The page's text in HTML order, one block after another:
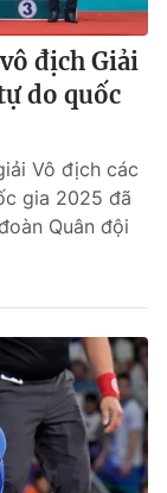
địch Giải
do quốc
Vô địch các
gia 2025 đã
Quân đội